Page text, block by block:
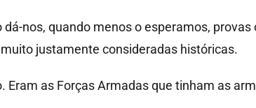
nos, quando menos o esperamos,
justamente consideradas históricas.
as Forças Armadas que tinham as